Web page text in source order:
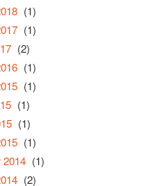
(1)
(1)
(2)
(1)
(1)
(1)
(1)
(1)
2014 (1)
(2)